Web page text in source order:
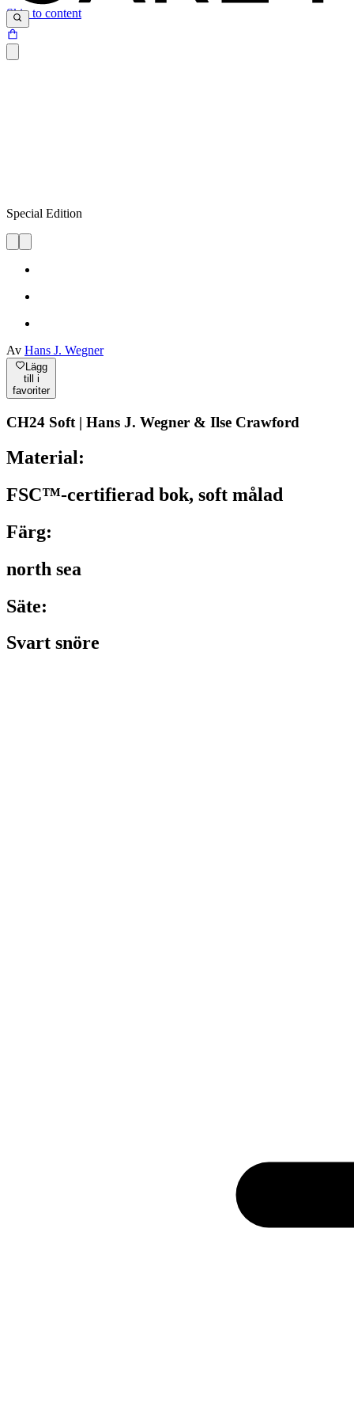
Skip to content
Special Edition
Av Hans J. Wegner
Lägg
till i
favoriter
CH24 Soft | Hans J. Wegner & Ilse Crawford
Material:
FSC™-certifierad bok, soft målad
Färg:
north sea
Säte:
Svart snöre